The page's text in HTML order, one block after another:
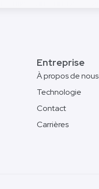
Entreprise
À propos de nous
Technologie
Contact
Carrières